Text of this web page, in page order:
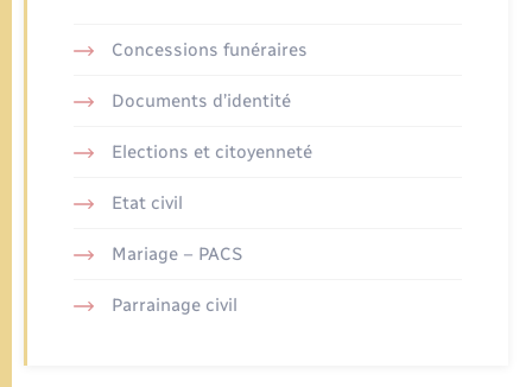
Concessions funéraires
Documents d’identité
Elections et citoyenneté
Etat civil
Mariage – PACS
Parrainage civil